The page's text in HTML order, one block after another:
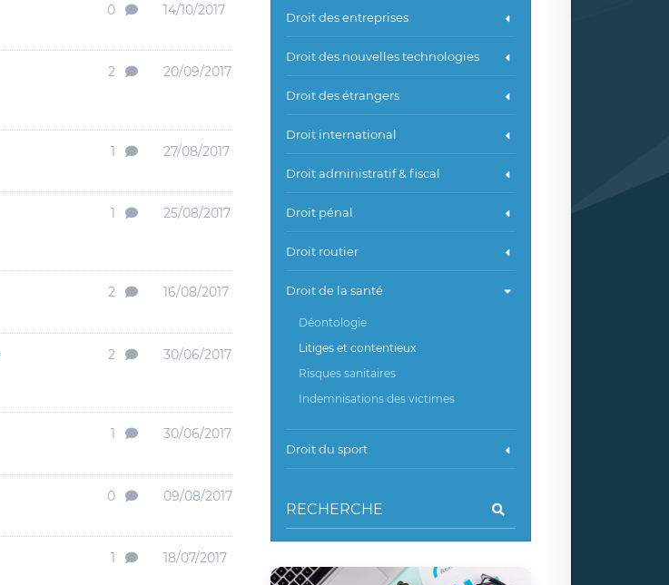
0 14/10/2017
2 20/09/2017
1 27/08/2017
1 25/08/2017
2 16/08/2017
2 30/06/2017
1 30/06/2017
0 09/08/2017
1 18/07/2017
Droit des entreprises
Droit des nouvelles technologies
Droit des étrangers
Droit international
Droit administratif & fiscal
Droit pénal
Droit routier
Droit de la santé
Déontologie
Litiges et contentieux
Risques sanitaires
Indemnisations des victimes
Droit du sport